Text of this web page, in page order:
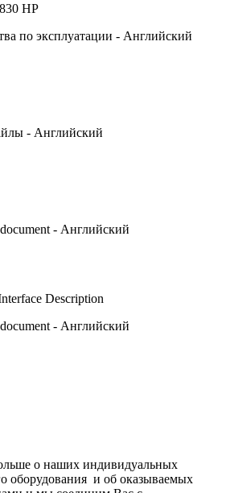
HP
по эксплуатации - Английский
- Английский
- Английский
Description
- Английский
о наших индивидуальных
оборудования и об оказываемых